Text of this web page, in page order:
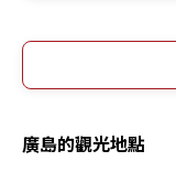
廣島的觀光地點